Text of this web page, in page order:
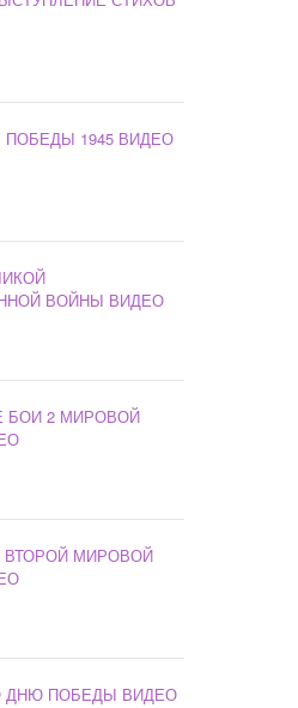
ПОБЕДЫ 1945 ВИДЕО
ВОЙНЫ ВИДЕО
БОИ 2 МИРОВОЙ
МИРОВОЙ
ДНЮ ПОБЕДЫ ВИДЕО